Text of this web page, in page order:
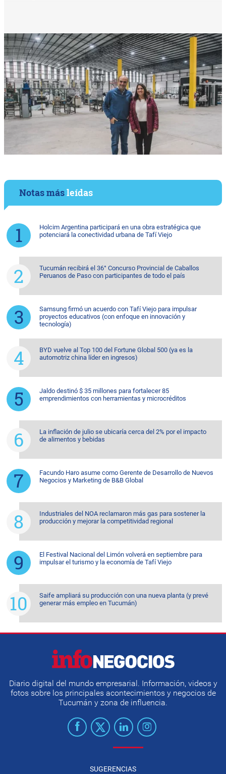
Notas másleídas
Holcim Argentina participará en una obra estratégica que
potenciará la conectividad urbana de Tafí Viejo
Tucumán recibirá el 36° Concurso Provincial de Caballos
Peruanos de Paso con participantes de todo el país
Samsung firmó un acuerdo con Tafí Viejo para impulsar
proyectos educativos (con enfoque en innovación y
tecnología)
BYD vuelve al Top 100 del Fortune Global 500 (ya es la
automotriz china líder en ingresos)
Jaldo destinó $ 35 millones para fortalecer 85
emprendimientos con herramientas y microcréditos
La inflación de julio se ubicaría cerca del 2% por el impacto
de alimentos y bebidas
Facundo Haro asume como Gerente de Desarrollo de Nuevos
Negocios y Marketing de B&B Global
Industriales del NOA reclamaron más gas para sostener la
producción y mejorar la competitividad regional
El Festival Nacional del Limón volverá en septiembre para
impulsar el turismo y la economía de Tafí Viejo
Saife ampliará su producción con una nueva planta (y prevé
generar más empleo en Tucumán)
Diario digital del mundo empresarial. Información, videos y
fotos sobre los principales acontecimientos y negocios de
Tucumán y zona de influencia.
SUGERENCIAS